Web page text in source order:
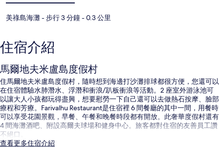
美祿島海灘- 步行 3 分鐘- 0.3 公里
住宿介紹
馬爾地夫米盧島度假村
住馬爾地夫米盧島度假村，隨時想到海邊打沙灘排球都很方便，您還可以
在住宿體驗水肺潛水、浮潛和衝浪/趴板衝浪等活動。2 座室外游泳池可
以讓大人小孩都玩得盡興，想要慰勞一下自己還可以去做熱石按摩、臉部
療程和芳療。Farivalhu Restaurant是住宿裡 6 間餐廳的其中一間，用餐時
可以享受花園景觀，早餐、午餐和晚餐時段都有開放。此奢華度假村還有
4 間海灘酒吧、附設高爾夫球場和健身中心。旅客都對住宿的友善員工讚
不絕口。
查看更多住宿介紹